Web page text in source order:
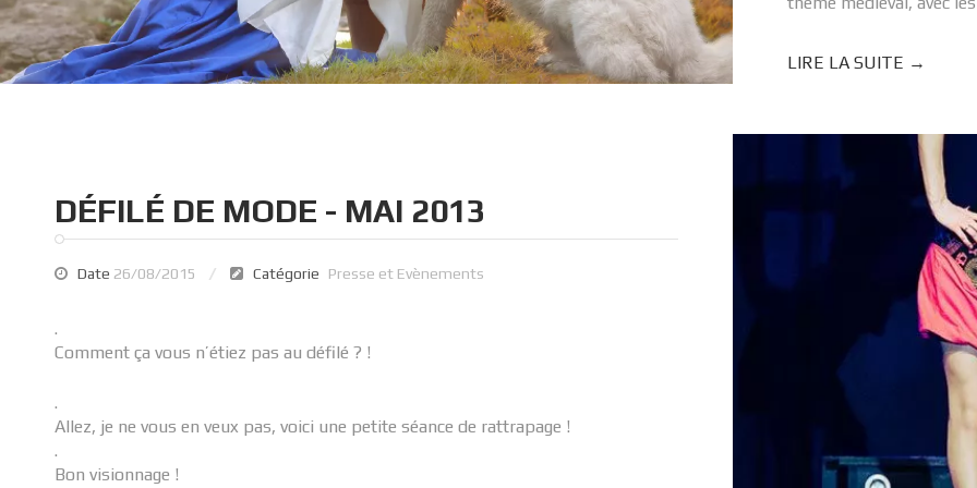
LIRE LA SUITE →
DÉFILÉ DE MODE - MAI 2013
Date 26/08/2015 Catégorie Presse et Evènements
.
Comment ça vous n’étiez pas au défilé ? !
.
Allez, je ne vous en veux pas, voici une petite séance de rattrapage !
.
Bon visionnage !